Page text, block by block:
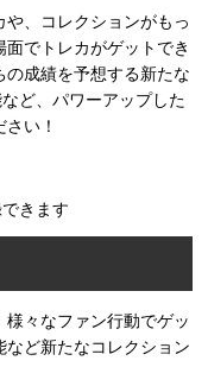
、コレクションがもっ
でトレカがゲットでき
成績を予想する新たな
ど、パワーアップした
い！
きます
々なファン行動でゲッ
など新たなコレクション